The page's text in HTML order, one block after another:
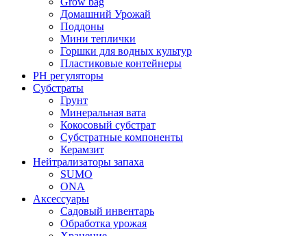
Домашний Урожай
Поддоны
Мини теплички
Горшки для водных культур
Пластиковые контейнеры
PH регуляторы
Субстраты
Грунт
Минеральная вата
Кокосовый субстрат
Субстратные компоненты
Керамзит
Нейтрализаторы запаха
SUMO
ONA
Аксессуары
Садовый инвентарь
Обработка урожая